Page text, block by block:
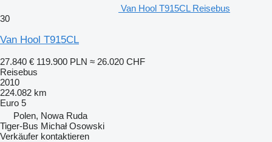
Van Hool T915CL Reisebus
30
Van Hool T915CL
27.840 € 119.900 PLN ≈ 26.020 CHF
Reisebus
2010
224.082 km
Euro 5
Polen, Nowa Ruda
Tiger-Bus Michał Osowski
Verkäufer kontaktieren